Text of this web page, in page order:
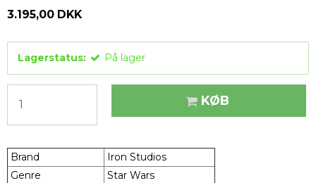
3.195,00 DKK
Lagerstatus: På lager
KØB
Brand
Iron Studios
Genre
Star Wars